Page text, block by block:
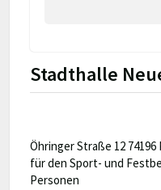
Stadthalle
Öhringer Straße 12
für den Sport- und
Personen